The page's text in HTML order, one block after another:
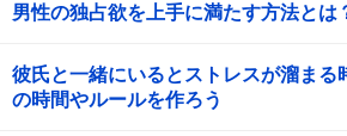
男性の独占欲を上手に満たす方法とは
彼氏と一緒にいるとストレスが溜まる
の時間やルールを作ろう